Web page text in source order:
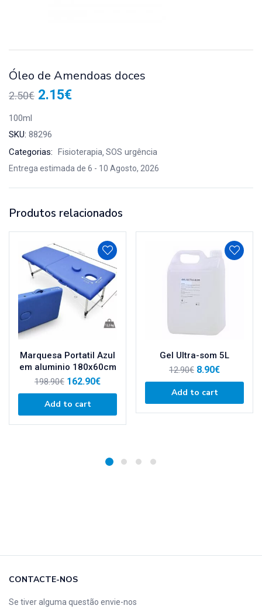
Óleo de Amendoas doces
2.50€ 2.15€
100ml
SKU: 88296
Categorias: Fisioterapia SOS urgência
Entrega estimada de 6 - 10 Agosto, 2026
Produtos relacionados
Marquesa Portatil Azul
em aluminio 180x60cm
198.90€ 162.90€
Add to cart
Gel Ultra-som 5L
12.90€ 8.90€
Add to cart
CONTACTE-NOS
Se tiver alguma questão envie-nos